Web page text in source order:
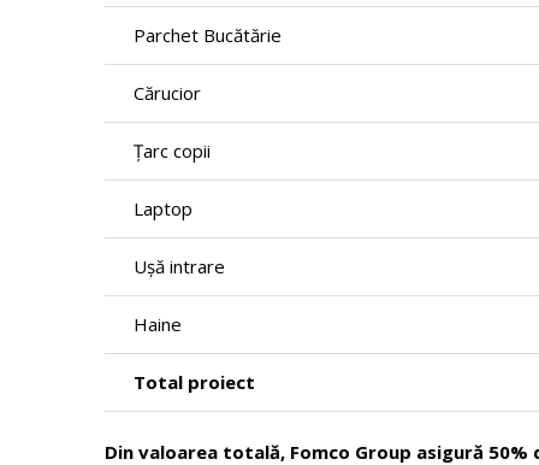
Parchet Bucătărie
Cărucior
Țarc copii
Laptop
Ușă intrare
Haine
Total proiect
Din valoarea totală, Fomco Group asigură 50%